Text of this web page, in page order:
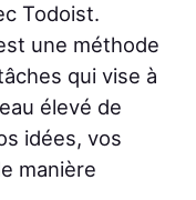
Todoist.
une méthode
qui vise à
élevé de
idées, vos
manière